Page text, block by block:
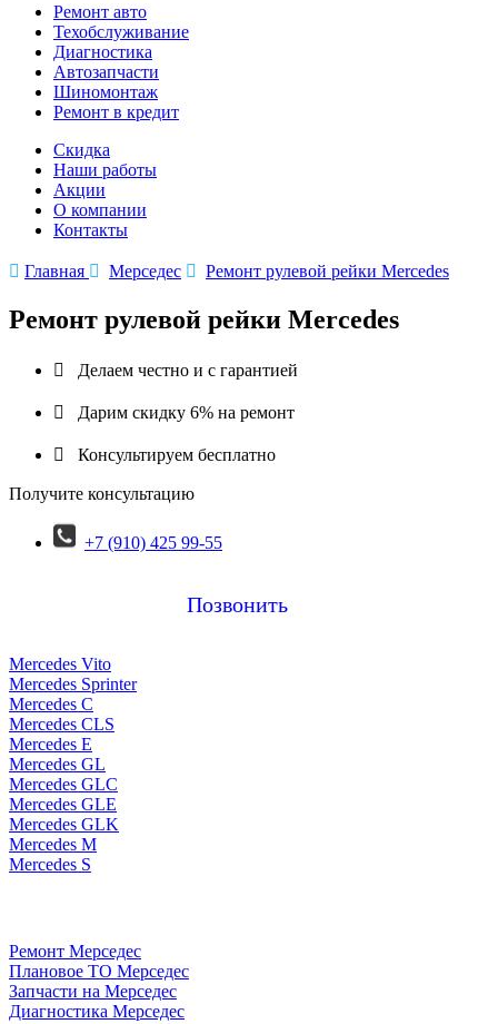
Ремонт авто
Техобслуживание
Диагностика
Автозапчасти
Шиномонтаж
Ремонт в кредит
Скидка
Наши работы
Акции
О компании
Контакты
 Главная  Мерседес  Ремонт рулевой рейки Mercedes
Ремонт рулевой рейки Mercedes
 Делаем честно и с гарантией
 Дарим скидку 6% на ремонт
 Консультируем бесплатно
Получите консультацию
+7 (910) 425 99-55
Позвонить
Mercedes Vito
Mercedes Sprinter
Mercedes C
Mercedes CLS
Mercedes E
Mercedes GL
Mercedes GLC
Mercedes GLE
Mercedes GLK
Mercedes M
Mercedes S
Ремонт Мерседес
Плановое ТО Мерседес
Запчасти на Мерседес
Диагностика Мерседес